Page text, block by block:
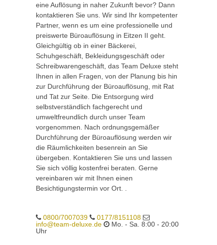
eine Auflösung in naher Zukunft bevor? Dann
kontaktieren Sie uns. Wir sind Ihr kompetenter
Partner, wenn es um eine professionelle und
preiswerte Büroauflösung in Eitzen II geht.
Gleichgültig ob in einer Bäckerei,
Schuhgeschäft, Bekleidungsgeschäft oder
Schreibwarengeschäft, das Team Deluxe steht
Ihnen in allen Fragen, von der Planung bis hin
zur Durchführung der Büroauflösung, mit Rat
und Tat zur Seite. Die Entsorgung wird
selbstverständlich fachgerecht und
umweltfreundlich durch unser Team
vorgenommen. Nach ordnungsgemäßer
Durchführung der Büroauflösung werden wir
die Räumlichkeiten besenrein an Sie
übergeben. Kontaktieren Sie uns und lassen
Sie sich völlig kostenfrei beraten. Gerne
vereinbaren wir mit Ihnen einen
Besichtigungstermin vor Ort. .
0800/7007039
0177/8151108
info@team-deluxe.de
Mo. - Sa. 8:00 - 20:00
Uhr